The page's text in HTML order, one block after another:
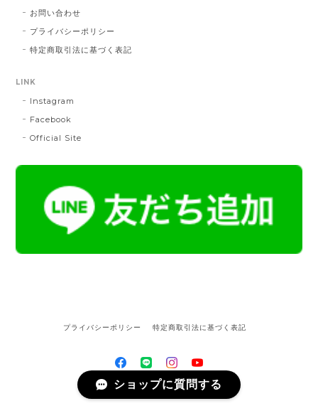
お問い合わせ
プライバシーポリシー
特定商取引法に基づく表記
LINK
Instagram
Facebook
Official Site
プライバシーポリシー 特定商取引法に基づく表記
©OKANO博多きもの制作所
ショップに質問する